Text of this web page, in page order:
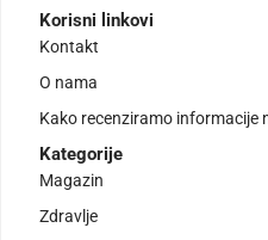
Korisni linkovi
Kontakt
O nama
Kako recenziramo informacije
Kategorije
Magazin
Zdravlje